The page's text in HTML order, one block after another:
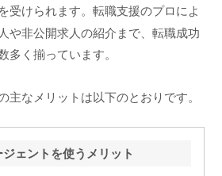
を受けられます。転職支援のプロによ
や非公開求人の紹介まで、転職成功
く揃っています。
主なメリットは以下のとおりです。
ェントを使うメリット